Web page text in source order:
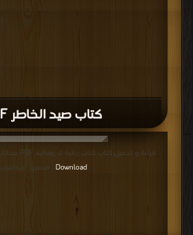
كتاب صيد الخاطر PDF
قراءة و تحميل كتاب كتاب ربانية لا رهبانية PDF مجانا | مكتبة >
Download | التحميل : مرة/مرات